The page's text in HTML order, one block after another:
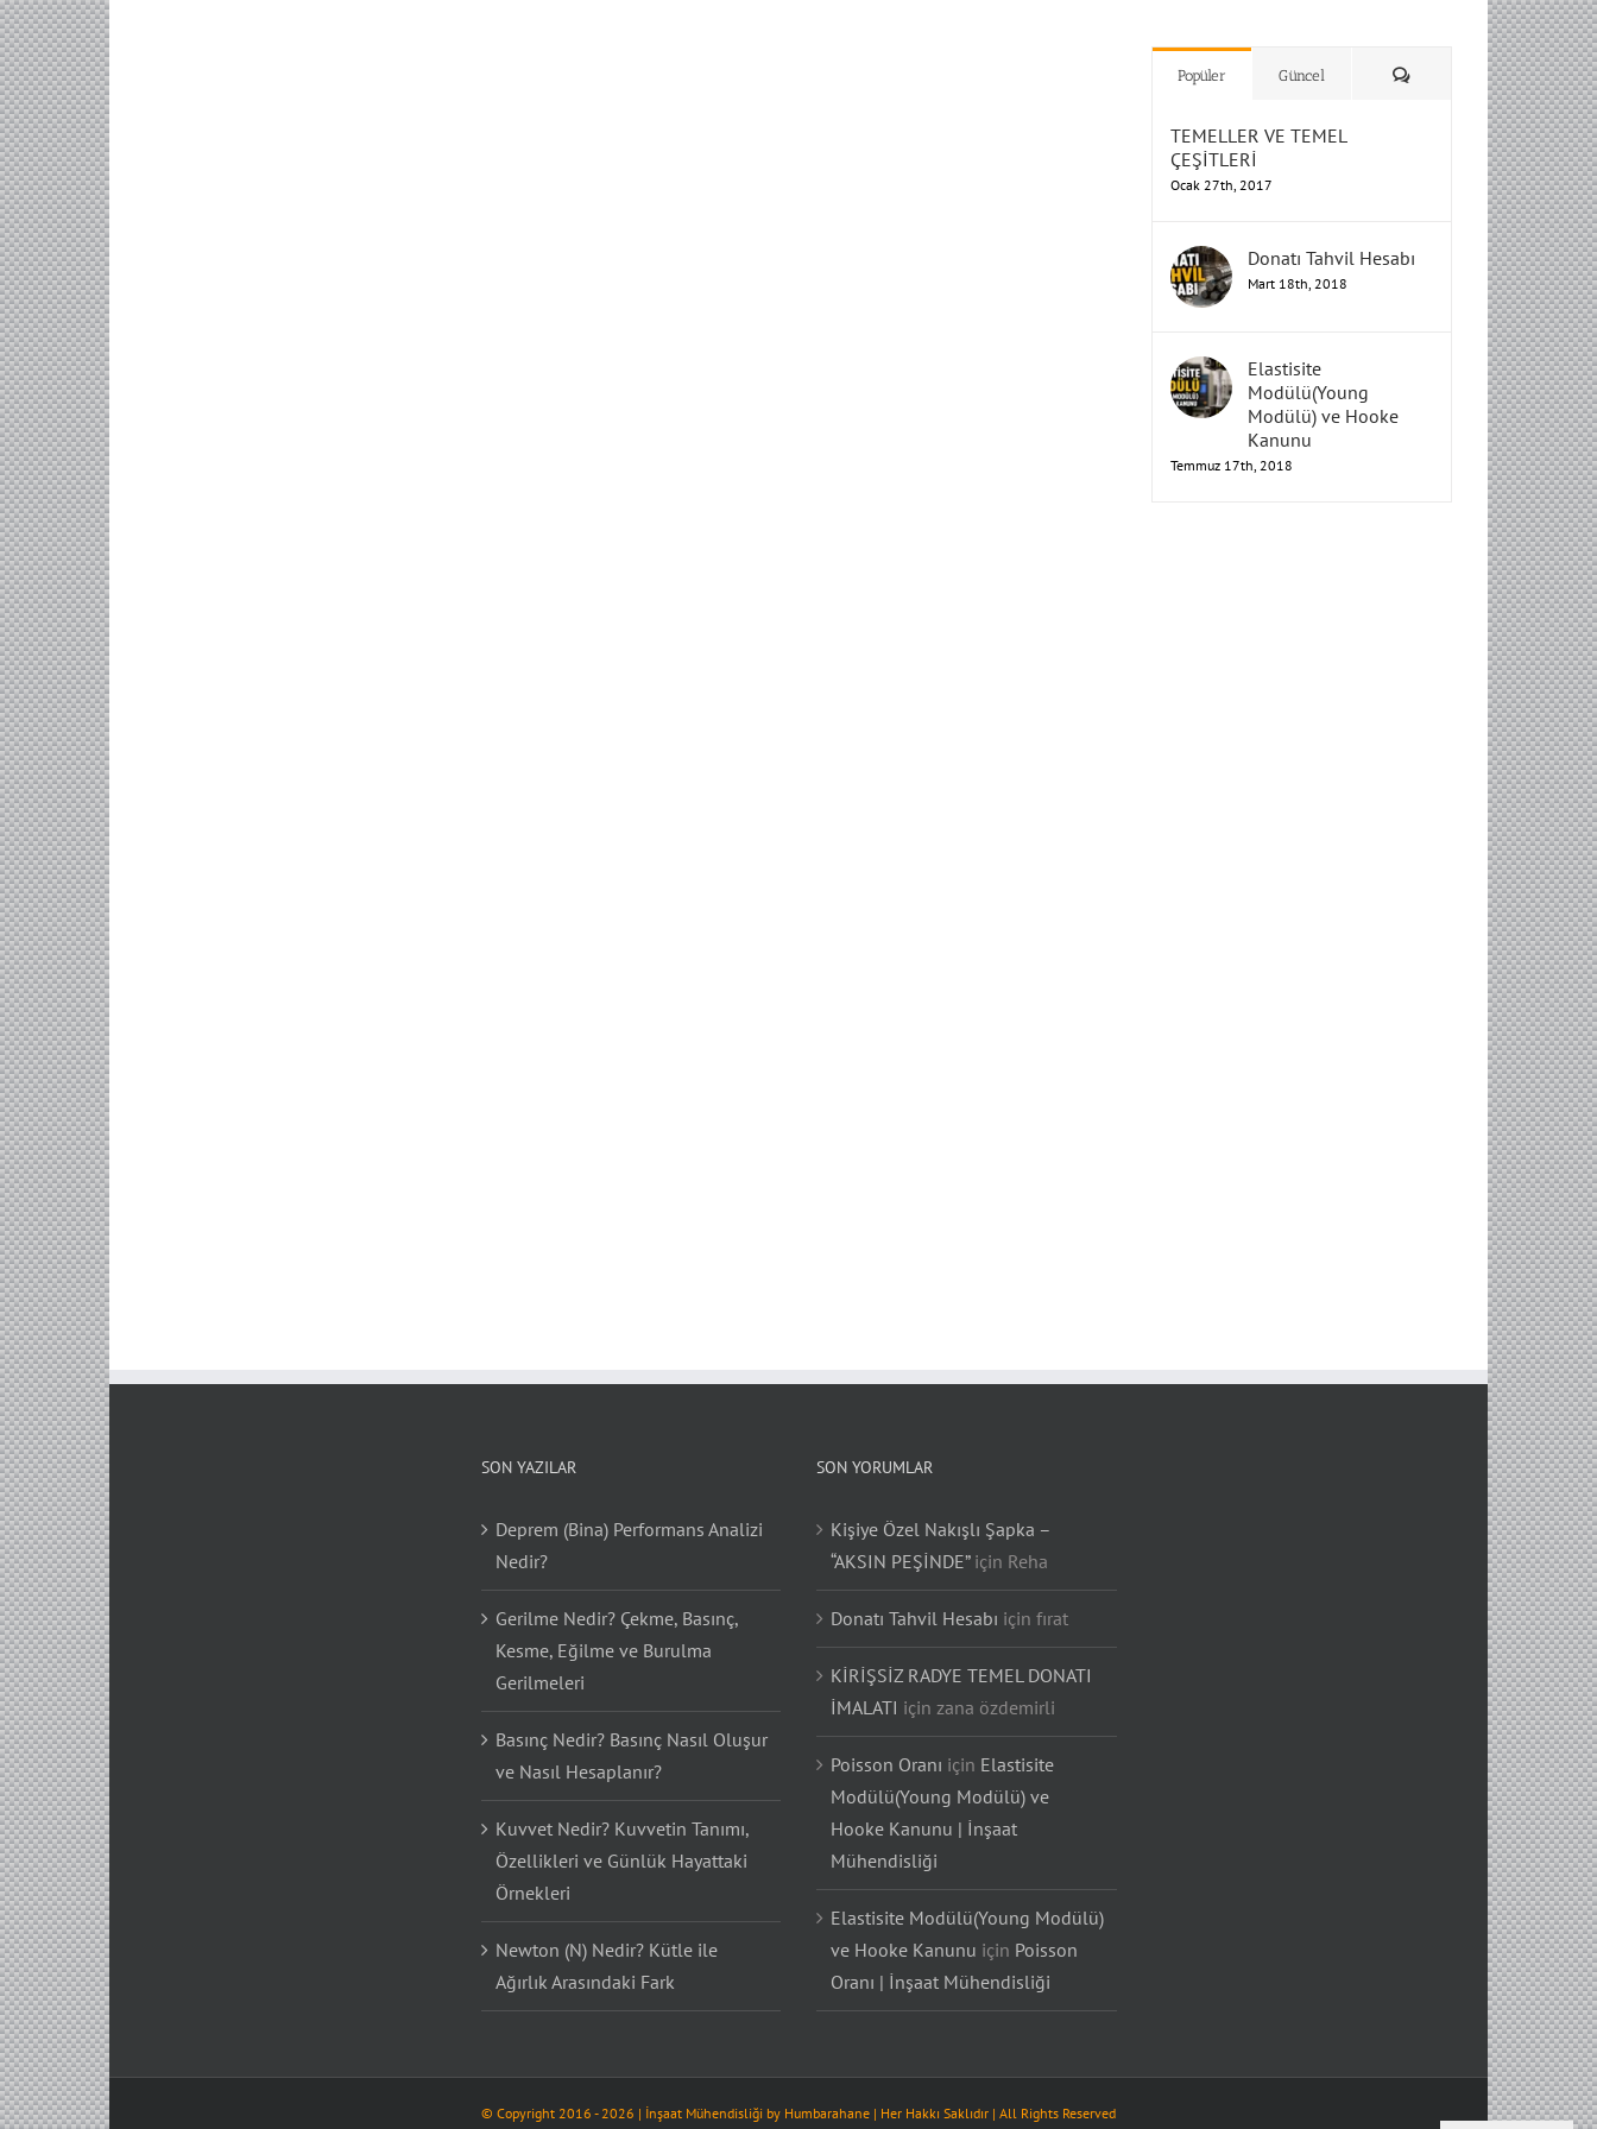
TEMELLER VE TEMEL
ÇEŞİTLERİ
Donatı Tahvil Hesabı
Elastisite
Modülü(Young
Modülü) ve Hooke
Kanunu
Deprem (Bina) Performans Analizi
Nedir?
Gerilme Nedir? Çekme, Basınç,
Kesme, Eğilme ve Burulma
Gerilmeleri
Basınç Nedir? Basınç Nasıl Oluşur
ve Nasıl Hesaplanır?
Kuvvet Nedir? Kuvvetin Tanımı,
Özellikleri ve Günlük Hayattaki
Örnekleri
Newton (N) Nedir? Kütle ile
Ağırlık Arasındaki Fark
Kişiye Özel Nakışlı Şapka –
“AKSIN PEŞİNDE”içinReha
Donatı Tahvil Hesabıiçinfırat
KİRİŞSİZ RADYE TEMEL DONATI
İMALATIiçinzana özdemirli
Poisson OranıiçinElastisite
Modülü(Young Modülü) ve
Hooke Kanunu | İnşaat
Mühendisliği
Elastisite Modülü(Young Modülü)
ve Hooke KanunuiçinPoisson
Oranı | İnşaat Mühendisliği